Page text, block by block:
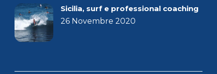
Sicilia, surf e professional coaching
26 Novembre 2020